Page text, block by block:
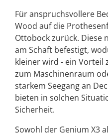
Für anspruchsvollere
Wood auf die
Ottobock zurück. Diese
am Schaft befestigt,
kleiner wird - ein Vorteil
zum Maschinenraum
starkem Seegang an
bieten in solchen
Sicherheit.
Sowohl der Genium X3